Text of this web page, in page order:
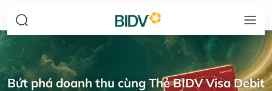
Bứt phá doanh thu cùng Thẻ BIDV Visa Debit